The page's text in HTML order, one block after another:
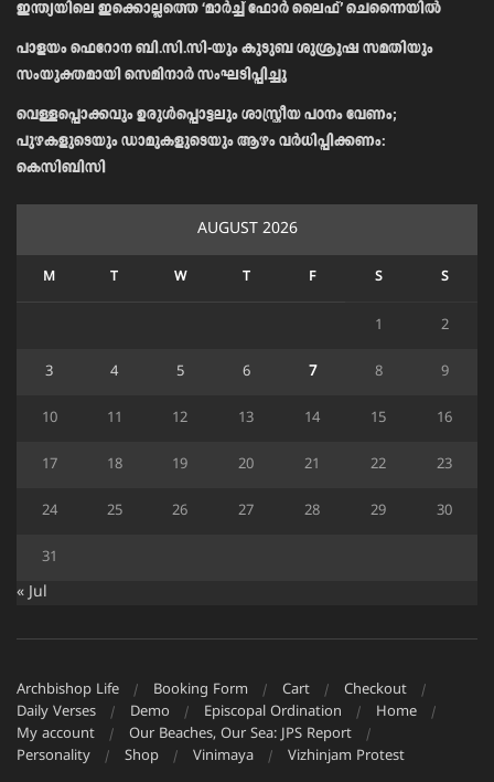
ഇന്ത്യയിലെ ഇക്കൊല്ലത്തെ ‘മാർച്ച് ഫോർ ലൈഫ്’ ചെന്നൈയിൽ
പാളയം ഫെറോന ബി.സി.സി-യും കുടുബ ശുശ്രൂഷ സമതിയും
സംയുക്തമായി സെമിനാർ സംഘടിപ്പിച്ചു
വെള്ളപ്പൊക്കവും ഉരുള്‍പ്പൊട്ടലും ശാസ്ത്രീയ പഠനം വേണം;
പുഴകളുടെയും ഡാമുകളുടെയും ആഴം വര്‍ധിപ്പിക്കണം:
കെസിബിസി
AUGUST 2026
M T W T F S S
1 2
3 4 5 6 7 8 9
10 11 12 13 14 15 16
17 18 19 20 21 22 23
24 25 26 27 28 29 30
31
« Jul
Archbishop Life Booking Form Cart
Checkout
Daily Verses
Demo Episcopal Ordination
Home
My account
Our Beaches, Our Sea: JPS Report
Personality
Shop Vinimaya Vizhinjam Protest